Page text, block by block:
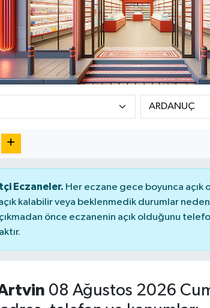
Eczaneler. Her eczane gece boyunca açık
kalabilir veya beklenmedik durumlar
önce eczanenin açık olduğunu
08 Ağustos 2026